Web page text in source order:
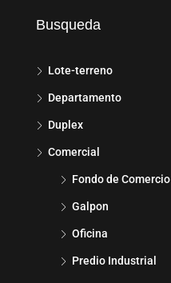
Busqueda
Lote-terreno
Departamento
Duplex
Comercial
Fondo de Comercio
Galpon
Oficina
Predio Industrial